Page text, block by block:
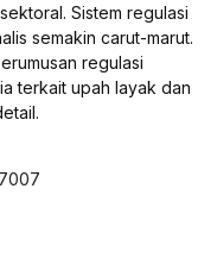
Sistem regulasi
semakin carut-marut.
regulasi
terkait upah layak dan